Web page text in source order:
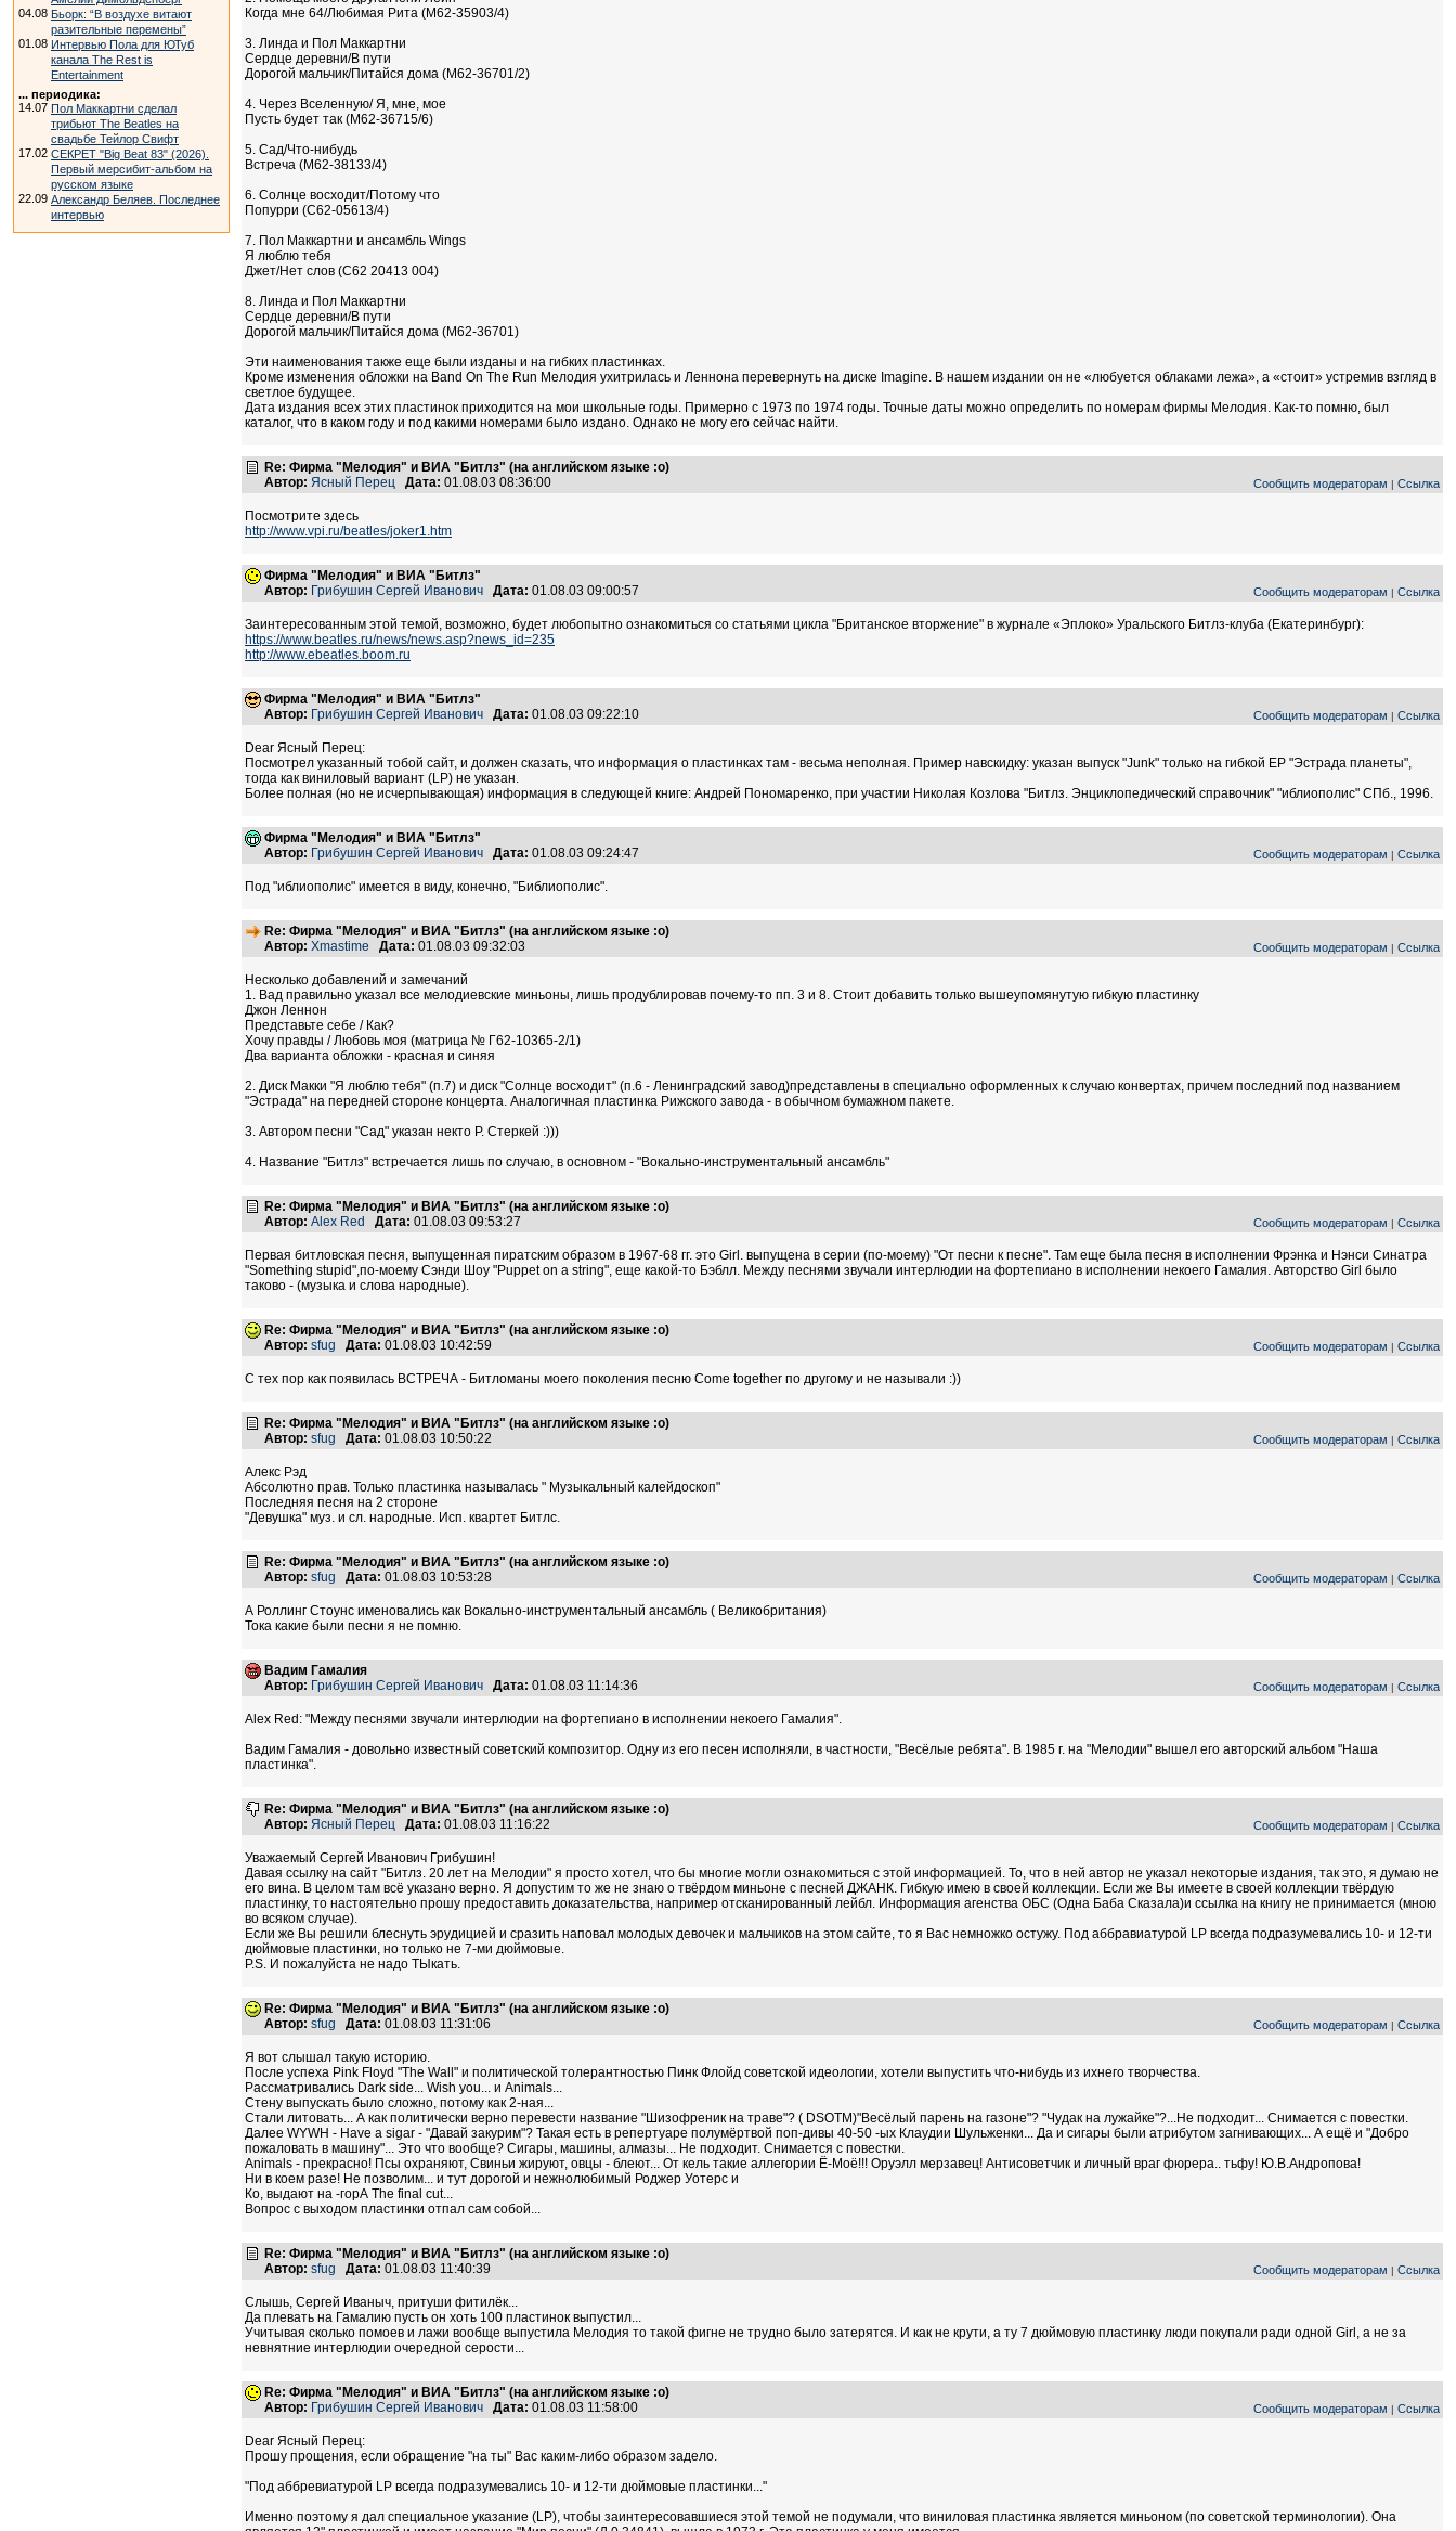
04.08 Бьорк: “В воздухе витают
разительные перемены”
01.08 Интервью Пола для ЮТуб
канала The Rest is
Entertainment
... периодика:
14.07 Пол Маккартни сделал
трибьют The Beatles на
свадьбе Тейлор Свифт
17.02 СЕКРЕТ "Big Beat 83" (2026).
Первый мерсибит-альбом на
русском языке
22.09 Александр Беляев. Последнее
интервью
Когда мне 64/Любимая Рита (М62-35903/4)
3. Линда и Пол Маккартни
Сердце деревни/В пути
Дорогой мальчик/Питайся дома (М62-36701/2)
4. Через Вселенную/ Я, мне, мое
Пусть будет так (М62-36715/6)
5. Сад/Что-нибудь
Встреча (М62-38133/4)
6. Солнце восходит/Потому что
Попурри (С62-05613/4)
7. Пол Маккартни и ансамбль Wings
Я люблю тебя
Джет/Нет слов (С62 20413 004)
8. Линда и Пол Маккартни
Сердце деревни/В пути
Дорогой мальчик/Питайся дома (М62-36701)
Эти наименования также еще были изданы и на гибких пластинках.
Кроме изменения обложки на Band On The Run Мелодия ухитрилась и Леннона перевернуть на диске Imagine. В нашем издании он не «любуется облаками лежа», а «стоит» устремив взгляд в
светлое будущее.
Дата издания всех этих пластинок приходится на мои школьные годы. Примерно с 1973 по 1974 годы. Точные даты можно определить по номерам фирмы Мелодия. Как-то помню, был
каталог, что в каком году и под какими номерами было издано. Однако не могу его сейчас найти.
Re: Фирма "Мелодия" и ВИА "Битлз" (на английском языке :о)
Автор: Ясный Перец Дата: 01.08.03 08:36:00 Сообщить модераторам | Ссылка
Посмотрите здесь
http://www.vpi.ru/beatles/joker1.htm
Фирма "Мелодия" и ВИА "Битлз"
Автор: Грибушин Сергей Иванович Дата: 01.08.03 09:00:57 Сообщить модераторам | Ссылка
Заинтересованным этой темой, возможно, будет любопытно ознакомиться со статьями цикла "Британское вторжение" в журнале «Эплоко» Уральского Битлз-клуба (Екатеринбург):
https://www.beatles.ru/news/news.asp?news_id=235
http://www.ebeatles.boom.ru
Фирма "Мелодия" и ВИА "Битлз"
Автор: Грибушин Сергей Иванович Дата: 01.08.03 09:22:10 Сообщить модераторам | Ссылка
Dear Ясный Перец:
Посмотрел указанный тобой сайт, и должен сказать, что информация о пластинках там - весьма неполная. Пример навскидку: указан выпуск "Junk" только на гибкой ЕР "Эстрада планеты",
тогда как виниловый вариант (LP) не указан.
Более полная (но не исчерпывающая) информация в следующей книге: Андрей Пономаренко, при участии Николая Козлова "Битлз. Энциклопедический справочник" "иблиополис" СПб., 1996.
Фирма "Мелодия" и ВИА "Битлз"
Автор: Грибушин Сергей Иванович Дата: 01.08.03 09:24:47 Сообщить модераторам | Ссылка
Под "иблиополис" имеется в виду, конечно, "Библиополис".
Re: Фирма "Мелодия" и ВИА "Битлз" (на английском языке :о)
Автор: Xmastime Дата: 01.08.03 09:32:03 Сообщить модераторам | Ссылка
Несколько добавлений и замечаний
1. Вад правильно указал все мелодиевские миньоны, лишь продублировав почему-то пп. 3 и 8. Стоит добавить только вышеупомянутую гибкую пластинку
Джон Леннон
Представьте себе / Как?
Хочу правды / Любовь моя (матрица № Г62-10365-2/1)
Два варианта обложки - красная и синяя
2. Диск Макки "Я люблю тебя" (п.7) и диск "Солнце восходит" (п.6 - Ленинградский завод)представлены в специально оформленных к случаю конвертах, причем последний под названием
"Эстрада" на передней стороне концерта. Аналогичная пластинка Рижского завода - в обычном бумажном пакете.
3. Автором песни "Сад" указан некто Р. Стеркей :)))
4. Название "Битлз" встречается лишь по случаю, в основном - "Вокально-инструментальный ансамбль"
Re: Фирма "Мелодия" и ВИА "Битлз" (на английском языке :о)
Автор: Alex Red Дата: 01.08.03 09:53:27 Сообщить модераторам | Ссылка
Первая битловская песня, выпущенная пиратским образом в 1967-68 гг. это Girl. выпущена в серии (по-моему) "От песни к песне". Там еще была песня в исполнении Фрэнка и Нэнси Синатра
"Something stupid",по-моему Сэнди Шоу "Puppet on a string", еще какой-то Бэблл. Между песнями звучали интерлюдии на фортепиано в исполнении некоего Гамалия. Авторство Girl было
таково - (музыка и слова народные).
Re: Фирма "Мелодия" и ВИА "Битлз" (на английском языке :о)
Автор: sfug Дата: 01.08.03 10:42:59 Сообщить модераторам | Ссылка
С тех пор как появилась ВСТРЕЧА - Битломаны моего поколения песню Come together по другому и не называли :))
Re: Фирма "Мелодия" и ВИА "Битлз" (на английском языке :о)
Автор: sfug Дата: 01.08.03 10:50:22 Сообщить модераторам | Ссылка
Алекс Рэд
Абсолютно прав. Только пластинка называлась " Музыкальный калейдоскоп"
Последняя песня на 2 стороне
"Девушка" муз. и сл. народные. Исп. квартет Битлс.
Re: Фирма "Мелодия" и ВИА "Битлз" (на английском языке :о)
Автор: sfug Дата: 01.08.03 10:53:28 Сообщить модераторам | Ссылка
А Роллинг Стоунс именовались как Вокально-инструментальный ансамбль ( Великобритания)
Тока какие были песни я не помню.
Вадим Гамалия
Автор: Грибушин Сергей Иванович Дата: 01.08.03 11:14:36 Сообщить модераторам | Ссылка
Alex Red: "Между песнями звучали интерлюдии на фортепиано в исполнении некоего Гамалия".
Вадим Гамалия - довольно известный советский композитор. Одну из его песен исполняли, в частности, "Весёлые ребята". В 1985 г. на "Мелодии" вышел его авторский альбом "Наша
пластинка".
Re: Фирма "Мелодия" и ВИА "Битлз" (на английском языке :о)
Автор: Ясный Перец Дата: 01.08.03 11:16:22 Сообщить модераторам | Ссылка
Уважаемый Сергей Иванович Грибушин!
Давая ссылку на сайт "Битлз. 20 лет на Мелодии" я просто хотел, что бы многие могли ознакомиться с этой информацией. То, что в ней автор не указал некоторые издания, так это, я думаю не
его вина. В целом там всё указано верно. Я допустим то же не знаю о твёрдом миньоне с песней ДЖАНК. Гибкую имею в своей коллекции. Если же Вы имеете в своей коллекции твёрдую
пластинку, то настоятельно прошу предоставить доказательства, например отсканированный лейбл. Информация агенства ОБС (Одна Баба Сказала)и ссылка на книгу не принимается (мною
во всяком случае).
Если же Вы решили блеснуть эрудицией и сразить наповал молодых девочек и мальчиков на этом сайте, то я Вас немножко остужу. Под аббравиатурой LP всегда подразумевались 10- и 12-ти
дюймовые пластинки, но только не 7-ми дюймовые.
P.S. И пожалуйста не надо ТЫкать.
Re: Фирма "Мелодия" и ВИА "Битлз" (на английском языке :о)
Автор: sfug Дата: 01.08.03 11:31:06 Сообщить модераторам | Ссылка
Я вот слышал такую историю.
После успеха Pink Floyd "The Wall" и политической толерантностью Пинк Флойд советской идеологии, хотели выпустить что-нибудь из ихнего творчества.
Рассматривались Dark side... Wish you... и Animals...
Стену выпускать было сложно, потому как 2-ная...
Стали литовать... А как политически верно перевести название "Шизофреник на траве"? ( DSOTM)"Весёлый парень на газоне"? "Чудак на лужайке"?...Не подходит... Снимается с повестки.
Далее WYWH - Have a sigar - "Давай закурим"? Такая есть в репертуаре полумёртвой поп-дивы 40-50 -ых Клаудии Шульженки... Да и сигары были атрибутом загнивающих... А ещё и "Добро
пожаловать в машину"... Это что вообще? Сигары, машины, алмазы... Не подходит. Снимается с повестки.
Animals - прекрасно! Псы охраняют, Свиньи жируют, овцы - блеют... От кель такие аллегории Ё-Моё!!! Оруэлл мерзавец! Антисоветчик и личный враг фюрера.. тьфу! Ю.В.Андропова!
Ни в коем разе! Не позволим... и тут дорогой и нежнолюбимый Роджер Уотерс и
Ко, выдают на -горА The final cut...
Вопрос с выходом пластинки отпал сам собой...
Re: Фирма "Мелодия" и ВИА "Битлз" (на английском языке :о)
Автор: sfug Дата: 01.08.03 11:40:39 Сообщить модераторам | Ссылка
Слышь, Сергей Иваныч, притуши фитилёк...
Да плевать на Гамалию пусть он хоть 100 пластинок выпустил...
Учитывая сколько помоев и лажи вообще выпустила Мелодия то такой фигне не трудно было затерятся. И как не крути, а ту 7 дюймовую пластинку люди покупали ради одной Girl, а не за
невнятние интерлюдии очередной серости...
Re: Фирма "Мелодия" и ВИА "Битлз" (на английском языке :о)
Автор: Грибушин Сергей Иванович Дата: 01.08.03 11:58:00 Сообщить модераторам | Ссылка
Dear Ясный Перец:
Прошу прощения, если обращение "на ты" Вас каким-либо образом задело.
"Под аббревиатурой LP всегда подразумевались 10- и 12-ти дюймовые пластинки..."
Именно поэтому я дал специальное указание (LP), чтобы заинтересовавшиеся этой темой не подумали, что виниловая пластинка является миньоном (по советской терминологии). Она